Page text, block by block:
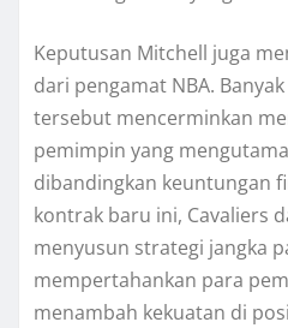
Keputusan Mitchell juga
dari pengamat NBA.
tersebut mencerminkan
pemimpin yang
dibandingkan keuntungan
kontrak baru ini, Cavaliers
menyusun strategi jangka
mempertahankan para
menambah kekuatan di